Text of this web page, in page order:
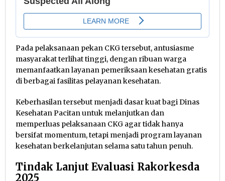
Pada pelaksanaan pekan CKG tersebut, antusiasme
masyarakat terlihat tinggi, dengan ribuan warga
memanfaatkan layanan pemeriksaan kesehatan gratis
di berbagai fasilitas pelayanan kesehatan.
Keberhasilan tersebut menjadi dasar kuat bagi Dinas
Kesehatan Pacitan untuk melanjutkan dan
memperluas pelaksanaan CKG agar tidak hanya
bersifat momentum, tetapi menjadi program layanan
kesehatan berkelanjutan selama satu tahun penuh.
Tindak Lanjut Evaluasi Rakorkesda
2025